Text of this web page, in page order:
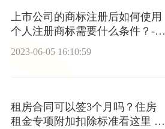
上市公司的商标注册后如何使用
个人注册商标需要什么条件？-世
2023-06-05 16:10:59
租房合同可以签3个月吗？住房
租金专项附加扣除标准看这里 当